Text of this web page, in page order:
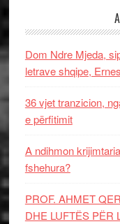
Dom Ndre Mjeda,
letrave shqipe,
36 vjet tranzicion,
e përfitimit
A ndihmon
fshehura?
PROF. AHMET
DHE LUFTЁS PЁR